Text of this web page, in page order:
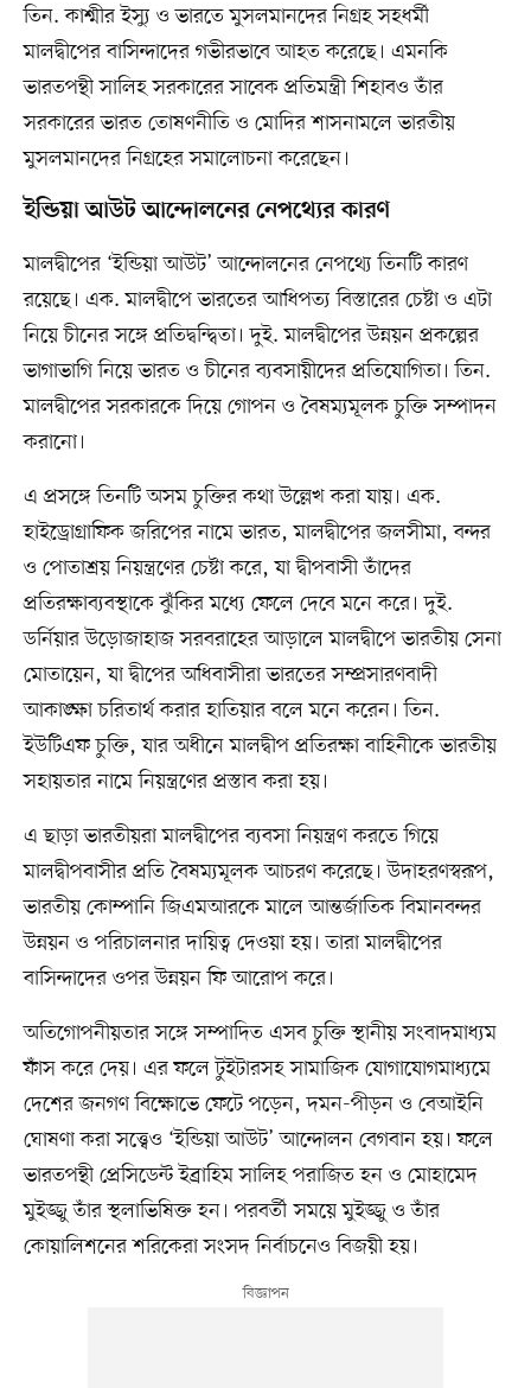
তিন. কাশ্মীর ইস্যু ও ভারতে মুসলমানদের নিগ্রহ সহধর্মী
মালদ্বীপের বাসিন্দাদের গভীরভাবে আহত করেছে। এমনকি
ভারতপন্থী সালিহ সরকারের সাবেক প্রতিমন্ত্রী শিহাবও তাঁর
সরকারের ভারত তোষণনীতি ও মোদির শাসনামলে ভারতীয়
মুসলমানদের নিগ্রহের সমালোচনা করেছেন।
ইন্ডিয়া আউট আন্দোলনের নেপথ্যের কারণ
মালদ্বীপের ‘ইন্ডিয়া আউট’ আন্দোলনের নেপথ্যে তিনটি কারণ
রয়েছে। এক. মালদ্বীপে ভারতের আধিপত্য বিস্তারের চেষ্টা ও এটা
নিয়ে চীনের সঙ্গে প্রতিদ্বন্দ্বিতা। দুই. মালদ্বীপের উন্নয়ন প্রকল্পের
ভাগাভাগি নিয়ে ভারত ও চীনের ব্যবসায়ীদের প্রতিযোগিতা। তিন.
মালদ্বীপের সরকারকে দিয়ে গোপন ও বৈষম্যমূলক চুক্তি সম্পাদন
করানো।
এ প্রসঙ্গে তিনটি অসম চুক্তির কথা উল্লেখ করা যায়। এক.
হাইড্রোগ্রাফিক জরিপের নামে ভারত, মালদ্বীপের জলসীমা, বন্দর
ও পোতাশ্রয় নিয়ন্ত্রণের চেষ্টা করে, যা দ্বীপবাসী তাঁদের
প্রতিরক্ষাব্যবস্থাকে ঝুঁকির মধ্যে ফেলে দেবে মনে করে। দুই.
ডর্নিয়ার উড়োজাহাজ সরবরাহের আড়ালে মালদ্বীপে ভারতীয় সেনা
মোতায়েন, যা দ্বীপের অধিবাসীরা ভারতের সম্প্রসারণবাদী
আকাঙ্ক্ষা চরিতার্থ করার হাতিয়ার বলে মনে করেন। তিন.
ইউটিএফ চুক্তি, যার অধীনে মালদ্বীপ প্রতিরক্ষা বাহিনীকে ভারতীয়
সহায়তার নামে নিয়ন্ত্রণের প্রস্তাব করা হয়।
এ ছাড়া ভারতীয়রা মালদ্বীপের ব্যবসা নিয়ন্ত্রণ করতে গিয়ে
মালদ্বীপবাসীর প্রতি বৈষম্যমূলক আচরণ করেছে। উদাহরণস্বরূপ,
ভারতীয় কোম্পানি জিএমআরকে মালে আন্তর্জাতিক বিমানবন্দর
উন্নয়ন ও পরিচালনার দায়িত্ব দেওয়া হয়। তারা মালদ্বীপের
বাসিন্দাদের ওপর উন্নয়ন ফি আরোপ করে।
অতিগোপনীয়তার সঙ্গে সম্পাদিত এসব চুক্তি স্থানীয় সংবাদমাধ্যম
ফাঁস করে দেয়। এর ফলে টুইটারসহ সামাজিক যোগাযোগমাধ্যমে
দেশের জনগণ বিক্ষোভে ফেটে পড়েন, দমন-পীড়ন ও বেআইনি
ঘোষণা করা সত্ত্বেও ‘ইন্ডিয়া আউট’ আন্দোলন বেগবান হয়। ফলে
ভারতপন্থী প্রেসিডেন্ট ইব্রাহিম সালিহ পরাজিত হন ও মোহামেদ
মুইজ্জু তাঁর স্থলাভিষিক্ত হন। পরবর্তী সময়ে মুইজ্জু ও তাঁর
কোয়ালিশনের শরিকেরা সংসদ নির্বাচনেও বিজয়ী হয়।